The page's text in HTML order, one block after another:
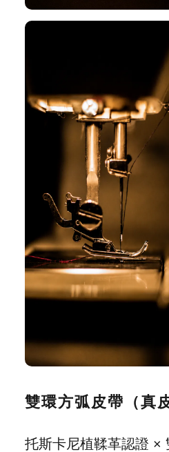
雙環方弧皮帶（真
托斯卡尼植鞣革認證 ×